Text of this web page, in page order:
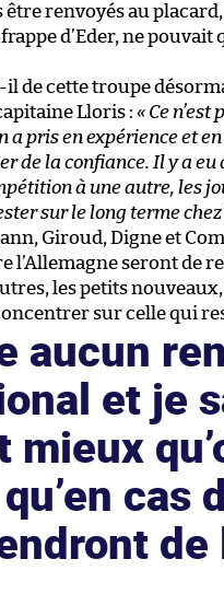
renvoyés au
d’Eder, ne pouvait
de cette troupe
Lloris : « Ce
pris en expérience et en
de la confiance. Il y a
à une autre, les
sur le long terme chez
Giroud, Digne et
l’Allemagne seront de
les petits
sur celle qui
aucun
et je
mieux
cas
de